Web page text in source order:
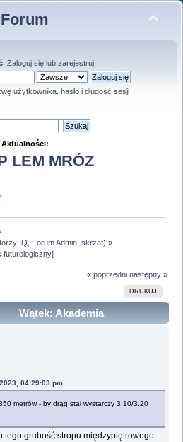
. Zaloguj sięlub zarejestruj.
użytkownika, hasło i długość sesji
Aktualności:
LEM MRÓZ
Q Forum Admin ,skrzat) »
futurologiczny]
« poprzedni następny »
DRUKUJ
Wątek: Akademia
futurologiczny] (Przeczytany
04:29:03 pm
metrów - by drąg stał wystarczy 3.10/3.20
tego grubość stropu międzypiętrowego.